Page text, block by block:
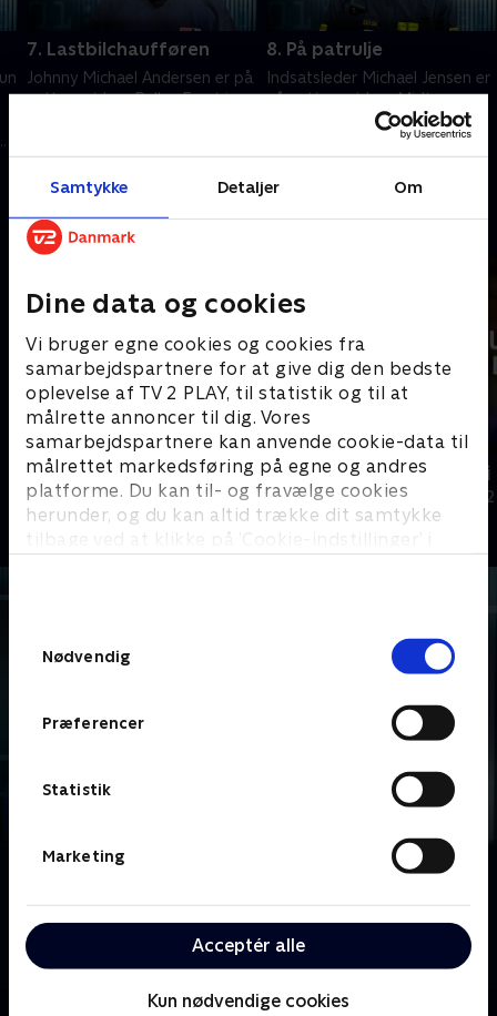
Samtykke Detaljer Om
Dine data og cookies
Vi bruger egne cookies og cookies fra
samarbejdspartnere for at give dig den bedste
oplevelse af TV 2 PLAY, til statistik og til at
målrette annoncer til dig. Vores
samarbejdspartnere kan anvende cookie-data til
målrettet markedsføring på egne og andres
platforme. Du kan til- og fravælge cookies
herunder, og du kan altid trække dit samtykke
tilbage ved at klikke på ’Cookie-indstillinger’ i
Nødvendig
Præferencer
Statistik
Marketing
Acceptér alle
Kun nødvendige cookies
7. Lastbilchaufføren
Johnny Michael Andersen er på
nattevagt hos Palles Fragt i
8. På patrulje
Indsatsleder Michael Jensen er
på nattevagt hos Midt- og
Vestsjællands Politi, hvor
nattens sager blandt andet
byder på trafikuheld, natteliv
og indbrud.
Andre så også
Som sunket i jorden - de nye spor
Dokumentar
På patrulje
Dokumentar •
nogen, som står op og går på arbejde. Vi følger dem,
der arbejder om natten, når de er på nattevagt.